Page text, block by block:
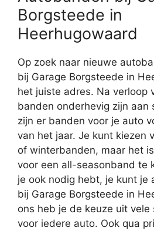
Borgsteede in
Heerhugowaard
Op zoek naar nieuwe
bij Garage Borgsteede in
het juiste adres. Na verloop
banden onderhevig zijn aan
zijn er banden voor je auto
van het jaar. Je kunt kiezen
of winterbanden, maar het
voor een all-seasonband te
je ook nodig hebt, je kunt je
bij Garage Borgsteede in
ons heb je de keuze uit
voor iedere auto. Ook qua